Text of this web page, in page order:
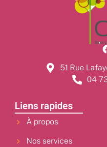
51 Rue
04
Liens rapides
À propos
Nos services